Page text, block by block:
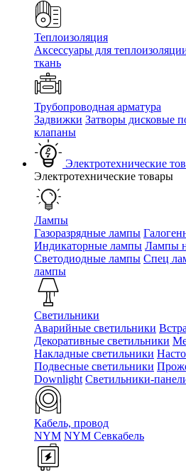
Теплоизоляция
Аксессуары для
ткань
Трубопроводная арматура
Задвижки Затворы дисковые
клапаны
Электротехнические
Электротехнические товары
Лампы
Газоразрядные лампы
Индикаторные лампы Лампы
Светодиодные лампы Спец
лампы
Светильники
Аварийные светильники
Декоративные светильники
Накладные светильники
Подвесные светильники
Downlight Светильники-
Кабель, провод
NYM NYM Севкабель